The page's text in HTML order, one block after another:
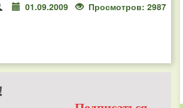
01.09.2009 Просмотров: 2987